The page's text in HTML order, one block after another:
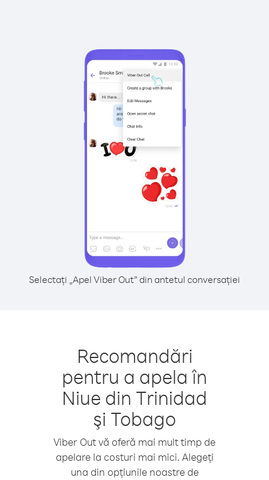
Selectați „Apel Viber Out” din antetul conversației
Recomandări
pentru a apela în
Niue din Trinidad
şi Tobago
Viber Out vă oferă mai mult timp de
apelare la costuri mai mici. Alegeți
una din opțiunile noastre de